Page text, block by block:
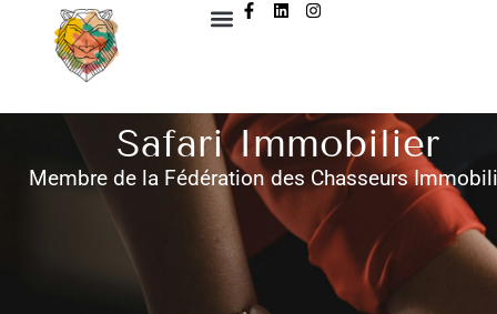
Safari Immobilier
Membre de la Fédération des Chasseurs